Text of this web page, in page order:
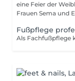
eine Feier der Weiblichkeit. Hinter der
Frauen Sema
Fußpflege